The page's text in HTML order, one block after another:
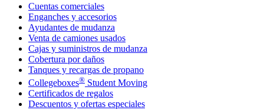
Cuentas comerciales
Enganches y accesorios
Ayudantes de mudanza
Venta de camiones usados
Cajas y suministros de mudanza
Cobertura por daños
Tanques y recargas de propano
Collegeboxes® Student Moving
Certificados de regalos
Descuentos y ofertas especiales